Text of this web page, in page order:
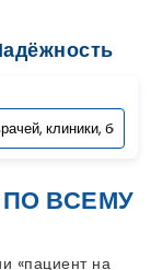
ВСЕМУ
«пациент на